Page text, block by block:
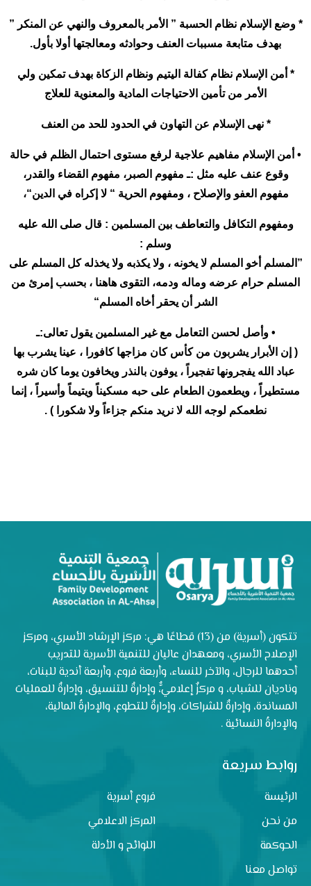
* وضع الإسلام نظام الحسبة ” الأمر بالمعروف والنهي عن المنكر ”
بهدف متابعة مسببات العنف وحوادثه ومعالجتها أولا بأول.
* أمن الإسلام نظام كفالة اليتيم ونظام الزكاة بهدف تمكين ولي
الأمر من تأمين الاحتياجات المادية والمعنوية للعلاج
* نهى الإسلام عن التهاون في الحدود للحد من العنف
• أمن الإسلام مفاهيم علاجية لرفع مستوى احتمال الظلم في حالة
وقوع عنف عليه مثل :ـ مفهوم الصبر، مفهوم القضاء والقدر،
مفهوم العفو والإصلاح ، ومفهوم الحرية “ لا إكراه في الدين“،
ومفهوم التكافل والتعاطف بين المسلمين : قال صلى الله عليه
وسلم :
”المسلم أخو المسلم لا يخونه ، ولا يكذبه ولا يخذله كل المسلم على
المسلم حرام عرضه وماله ودمه، التقوى هاهنا ، بحسب إمرئ من
الشر أن يحقر أخاه المسلم“
• وأصل لحسن التعامل مع غير المسلمين يقول تعالى:ـ
( إن الأبرار يشربون من كأس كان مزاجها كافورا ، عينا يشرب بها
عباد الله يفجرونها تفجيراً ، يوفون بالنذر ويخافون يوما كان شره
مستطيراً ، ويطعمون الطعام على حبه مسكيناً ويتيماً وأسيراً ، إنما
نطعمكم لوجه الله لا نريد منكم جزاءاً ولا شكورا ) .
تتكون (أسرية) من (13) قطاعًا هي: مركز الإرشاد الأسري، ومركز
الإصلاح الأسري، ومعهدان عاليان للتنمية الأسرية للتدريب
أحدهما للرجال، والآخر للنساء، وأربعة فروع، وأربعة أندية للبنات،
وناديان للشباب، و مركزٌ إعلاميٌّ، وإدارةٌ للتنسيق، وإدارةٌ للعمليات
المساندة، وإدارةٌ للشراكات، وإدارةٌ للتطوع، والإدارةُ المالية،
والإدارةُ النسائية .
روابط سريعة
الرئيسة
فروع أسرية
من نحن
المركز الاعلامي
الحوكمة
اللوائح و الأدلة
تواصل معنا